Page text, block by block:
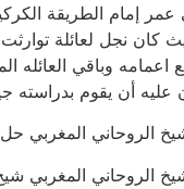
عمر إمام الطريقة
كان نجل لعائلة
وباقي العائله
أن يقوم بدراسته
الروحاني المغربي حل
الروحاني المغربي شيخ